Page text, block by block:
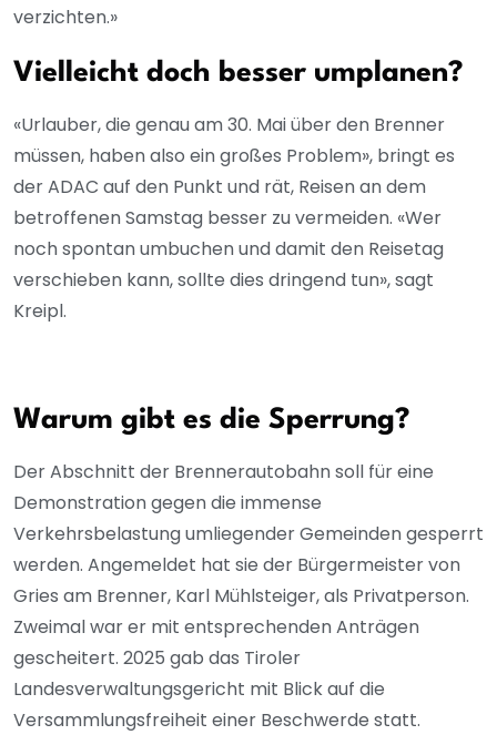
verzichten.»
Vielleicht doch besser umplanen?
«Urlauber, die genau am 30. Mai über den Brenner
müssen, haben also ein großes Problem», bringt es
der ADAC auf den Punkt und rät, Reisen an dem
betroffenen Samstag besser zu vermeiden. «Wer
noch spontan umbuchen und damit den Reisetag
verschieben kann, sollte dies dringend tun», sagt
Kreipl.
Warum gibt es die Sperrung?
Der Abschnitt der Brennerautobahn soll für eine
Demonstration gegen die immense
Verkehrsbelastung umliegender Gemeinden gesperrt
werden. Angemeldet hat sie der Bürgermeister von
Gries am Brenner, Karl Mühlsteiger, als Privatperson.
Zweimal war er mit entsprechenden Anträgen
gescheitert. 2025 gab das Tiroler
Landesverwaltungsgericht mit Blick auf die
Versammlungsfreiheit einer Beschwerde statt.